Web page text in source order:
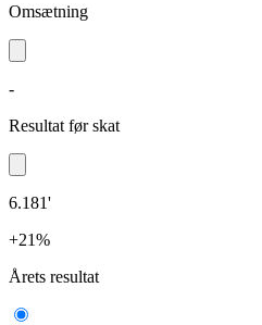
Omsætning
-
Resultat før skat
6.181'
+21%
Årets resultat